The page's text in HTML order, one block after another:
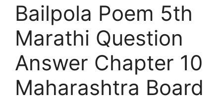
Bailpola Poem 5th
Marathi Question
Answer Chapter 10
Maharashtra Board